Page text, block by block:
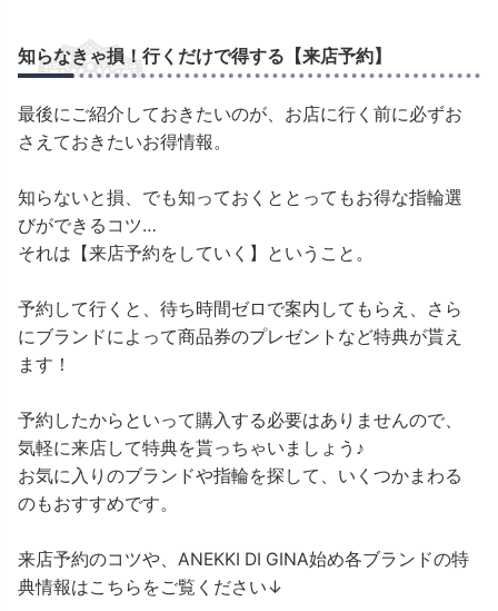
知らなきゃ損！行くだけで得する【来店予約】
最後にご紹介しておきたいのが、お店に行く前に必ずお
さえておきたいお得情報。
知らないと損、でも知っておくととってもお得な指輪選
びができるコツ…
それは【来店予約をしていく】ということ。
予約して行くと、待ち時間ゼロで案内してもらえ、さら
にブランドによって商品券のプレゼントなど特典が貰え
ます！
予約したからといって購入する必要はありませんので、
気軽に来店して特典を貰っちゃいましょう♪
お気に入りのブランドや指輪を探して、いくつかまわる
のもおすすめです。
来店予約のコツや、ANEKKI DI GINA始め各ブランドの特
典情報はこちらをご覧ください↓